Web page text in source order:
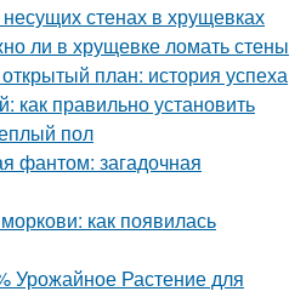
стенах в хрущевках
ли в хрущевке ломать стены
план: история успеха
как правильно установить
пол
фантом: загадочная
как появилась
Урожайное Растение для